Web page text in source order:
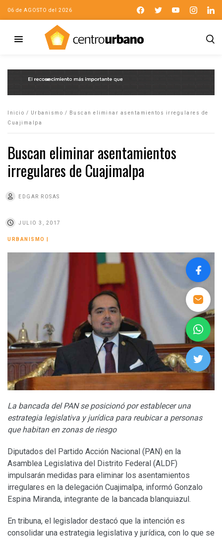
06 de AGOSTO del 2026
Inicio / Urbanismo /
Buscan eliminar asentamientos irregulares de
Cuajimalpa
Buscan eliminar asentamientos
irregulares de Cuajimalpa
EDGAR ROSAS
JULIO 3, 2017
URBANISMO
La bancada del PAN se posicionó por establecer una
estrategia legislativa y jurídica para reubicar a personas
que habitan en zonas de riesgo
Diputados del Partido Acción Nacional (PAN) en la
Asamblea Legislativa del Distrito Federal (ALDF)
impulsarán medidas para eliminar los asentamientos
irregulares en la delegación Cuajimalpa, informó Gonzalo
Espina Miranda, integrante de la bancada blanquiazul.
En tribuna, el legislador destacó que la intención es
consolidar una estrategia legislativa y jurídica, con lo que se